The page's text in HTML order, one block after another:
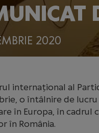
2020
internațional al
o întâlnire de
în Europa, în cadrul
în România.